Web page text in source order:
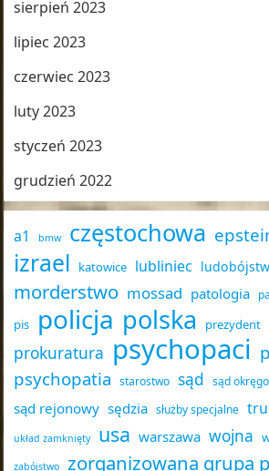
sierpień 2023
lipiec 2023
czerwiec 2023
luty 2023
styczeń 2023
grudzień 2022
a1 bmw częstochowa
izrael katowice lubliniec
morderstwo mossad patologia
pis policja polska prezydent
prokuratura psychopaci
psychopatia
starostwo sąd sąd
sąd rejonowy sędzia służby specjalne
układ zamknięty usa warszawa wojna
zabójstwo zorganizowana grupa